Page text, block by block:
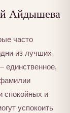
Айдышева
часто
из лучших
единственное,
спокойных и
успокоить